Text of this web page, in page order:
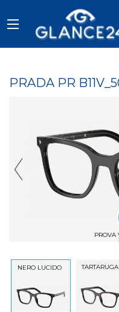
PRADA PR
PROVA
Previous Slide
NERO LUCIDO TARTARUGA